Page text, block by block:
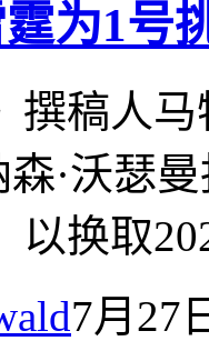
为1号
稿人马
森·沃瑟
以换取
7月27